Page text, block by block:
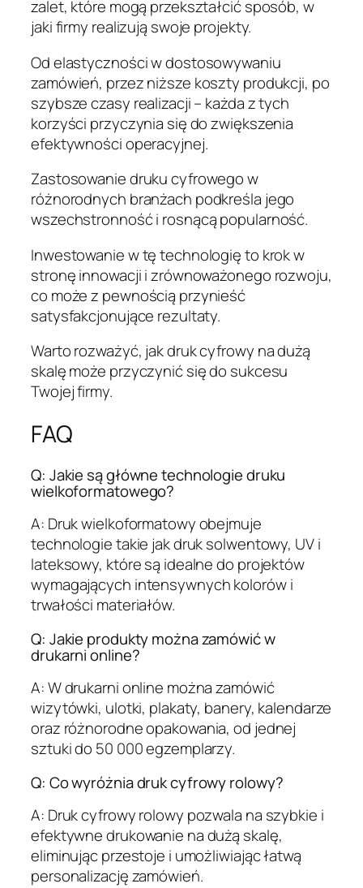
zalet, które mogą przekształcić sposób, w
jaki firmy realizują swoje projekty.
Od elastyczności w dostosowywaniu
zamówień, przez niższe koszty produkcji, po
szybsze czasy realizacji – każda z tych
korzyści przyczynia się do zwiększenia
efektywności operacyjnej.
Zastosowanie druku cyfrowego w
różnorodnych branżach podkreśla jego
wszechstronność i rosnącą popularność.
Inwestowanie w tę technologię to krok w
stronę innowacji i zrównoważonego rozwoju,
co może z pewnością przynieść
satysfakcjonujące rezultaty.
Warto rozważyć, jak druk cyfrowy na dużą
skalę może przyczynić się do sukcesu
Twojej firmy.
FAQ
Q: Jakie są główne technologie druku
wielkoformatowego?
A: Druk wielkoformatowy obejmuje
technologie takie jak druk solwentowy, UV i
lateksowy, które są idealne do projektów
wymagających intensywnych kolorów i
trwałości materiałów.
Q: Jakie produkty można zamówić w
drukarni online?
A: W drukarni online można zamówić
wizytówki, ulotki, plakaty, banery, kalendarze
oraz różnorodne opakowania, od jednej
sztuki do 50 000 egzemplarzy.
Q: Co wyróżnia druk cyfrowy rolowy?
A: Druk cyfrowy rolowy pozwala na szybkie i
efektywne drukowanie na dużą skalę,
eliminując przestoje i umożliwiając łatwą
personalizację zamówień.